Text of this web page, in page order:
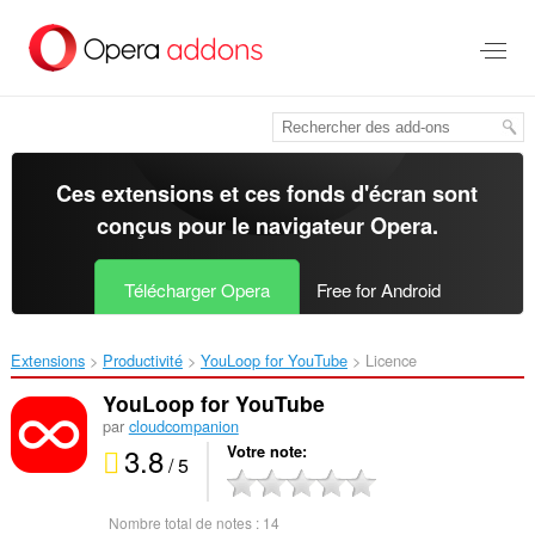
contenu
Ces extensions et ces fonds d'écran sont
conçus pour le navigateur Opera.
Télécharger Opera Free for Android
Extensions Productivité YouLoop for YouTube‎ Licence
YouLoop for YouTube
par cloudcompanion
3.8/ 5 Votre note
Nombre total de notes : 14